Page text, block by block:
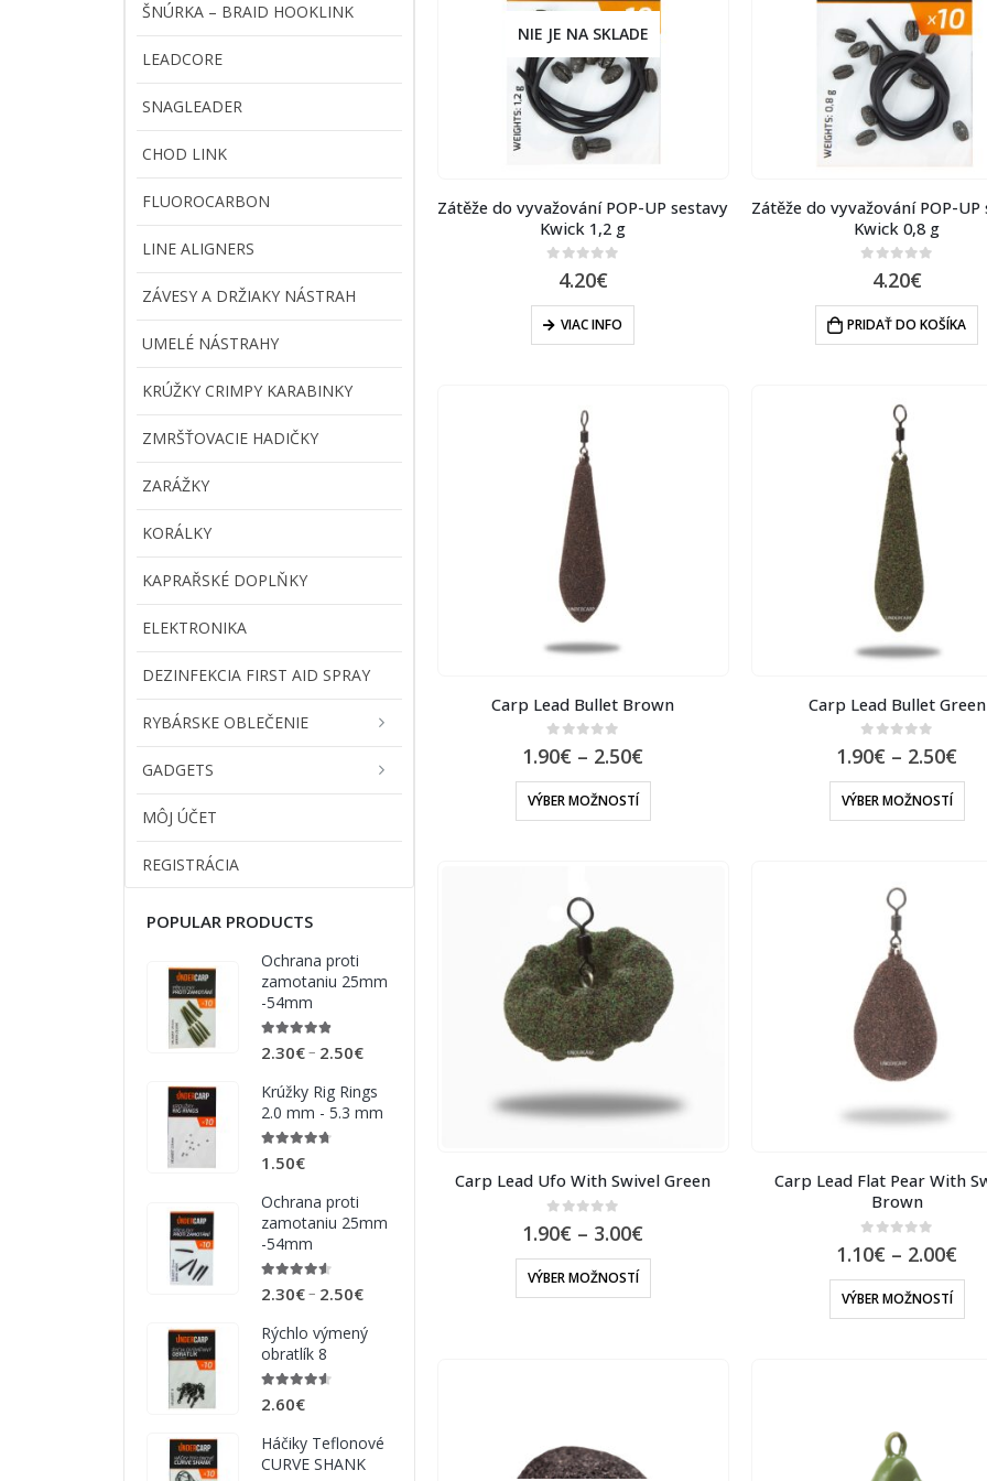
NIE JE NA SKLADE
Zátěže do vyvažování POP-UP sestavy
Kwick 1,2 g
out of 5
4.20€
VIAC INFO
Zátěže do vyvažování POP-UP
Kwick 0,8 g
out of 5
4.20€
PRIDAŤ DO KOŠÍKA
Carp Lead Bullet Brown
0out of 5
1.90€ – 2.50€
VÝBER MOŽNOSTÍ
Carp Lead Bullet Green
0out of 5
1.90€ – 2.50€
VÝBER MOŽNOSTÍ
Carp Lead Ufo With Swivel Green
1.90€ – 3.00€
VÝBER MOŽNOSTÍ
Carp Lead Flat Pear With
Brown
1.10€ – 2.00€
VÝBER MOŽNOSTÍ
ŠNÚRKA – BRAID HOOKLINK
LEADCORE
SNAGLEADER
CHOD LINK
FLUOROCARBON
LINE ALIGNERS
ZÁVESY A DRŽIAKY NÁSTRAH
UMELÉ NÁSTRAHY
KRÚŽKY CRIMPY KARABINKY
ZMRŠŤOVACIE HADIČKY
ZARÁŽKY
KORÁLKY
KAPRAŘSKÉ DOPLŇKY
ELEKTRONIKA
DEZINFEKCIA FIRST AID SPRAY
RYBÁRSKE OBLEČENIE
GADGETS
MÔJ ÚČET
REGISTRÁCIA
POPULAR PRODUCTS
Ochrana proti
zamotaniu 25mm
-54mm
4.75out of 5
2.30€– 2.50€
Krúžky Rig Rings
2.0 mm - 5.3 mm
4.63out of 5
1.50€
Ochrana proti
zamotaniu 25mm
-54mm
4.50out of 5
2.30€– 2.50€
Rýchlo výmený
obratlík 8
4.50out of 5
2.60€
Háčiky Teflonové
CURVE SHANK